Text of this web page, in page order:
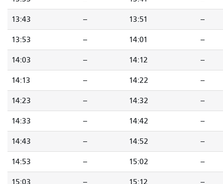
13:43 -- 13:51 --
13:53 -- 14:01 --
14:03 -- 14:12 --
14:13 -- 14:22 --
14:23 -- 14:32 --
14:33 -- 14:42 --
14:43 -- 14:52 --
14:53 -- 15:02 --
15:03 -- 15:12 --